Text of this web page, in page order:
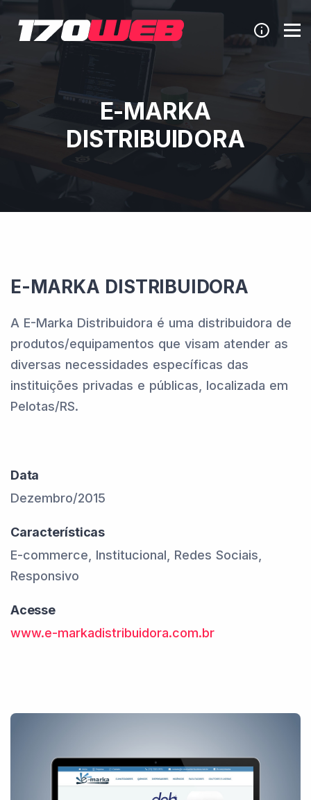
E-MARKA
DISTRIBUIDORA
E-MARKA DISTRIBUIDORA
A E-Marka Distribuidora é uma distribuidora de
produtos/equipamentos que visam atender as
diversas necessidades específicas das
instituições privadas e públicas, localizada em
Pelotas/RS.
Data
Dezembro/2015
Características
E-commerce, Institucional, Redes Sociais,
Responsivo
Acesse
www.e-markadistribuidora.com.br